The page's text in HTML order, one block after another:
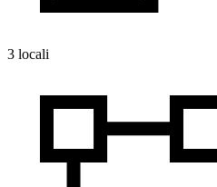
3 locali